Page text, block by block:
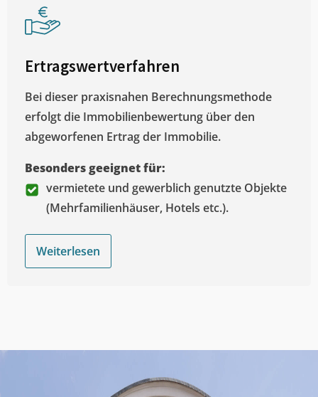
Ertragswertverfahren
Bei dieser praxisnahen Berechnungsmethode
erfolgt die Immobilienbewertung über den
abgeworfenen Ertrag der Immobilie.
Besonders geeignet für:
vermietete und gewerblich genutzte Objekte
(Mehrfamilienhäuser, Hotels etc.).
Weiterlesen